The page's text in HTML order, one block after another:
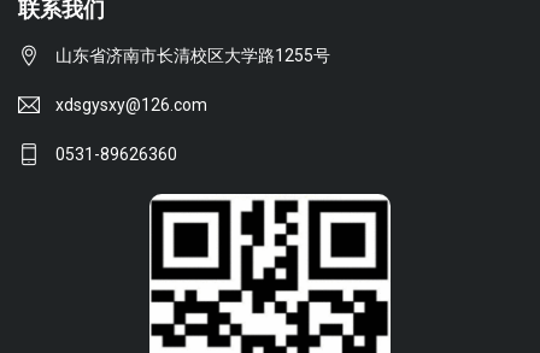
联系我们
山东省济南市长清校区大学路1255号
xdsgysxy@126.com
0531-89626360